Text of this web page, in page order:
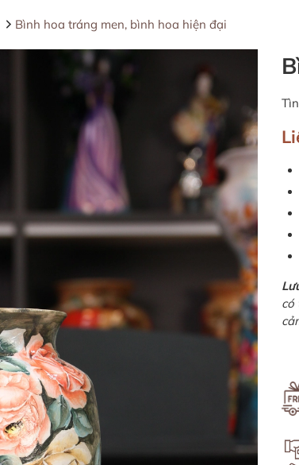
Bình hoa tráng men, bình hoa hiện đại
có